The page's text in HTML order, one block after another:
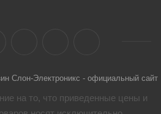
Слон-Электроникс - официальный сайт
на то, что приведенные цены и